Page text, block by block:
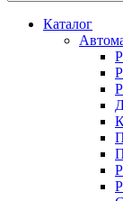
Каталог